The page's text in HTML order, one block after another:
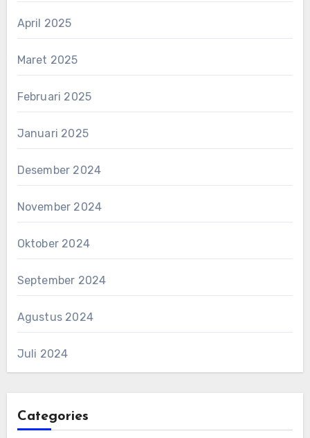
April 2025
Maret 2025
Februari 2025
Januari 2025
Desember 2024
November 2024
Oktober 2024
September 2024
Agustus 2024
Juli 2024
Categories